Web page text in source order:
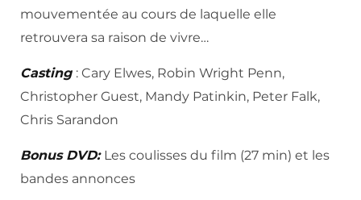
mouvementée au cours de laquelle elle
retrouvera sa raison de vivre…
Casting : Cary Elwes, Robin Wright Penn,
Christopher Guest, Mandy Patinkin, Peter Falk,
Chris Sarandon
Bonus DVD: Les coulisses du film (27 min) et les
bandes annonces